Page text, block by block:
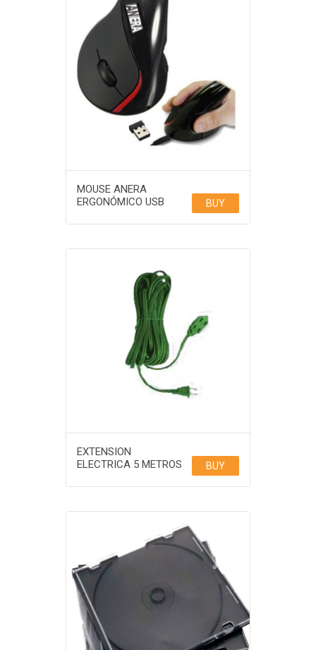
MOUSE ANERA
ERGONÓMICO USB
BUY
EXTENSION
ELECTRICA 5 METROS
BUY